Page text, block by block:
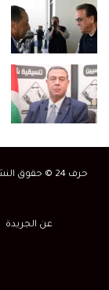
حرف 24 © حقوق النشر 2026، جميع الحقوق محفوظة. تم التطوير بواسطة
عن الجريدة